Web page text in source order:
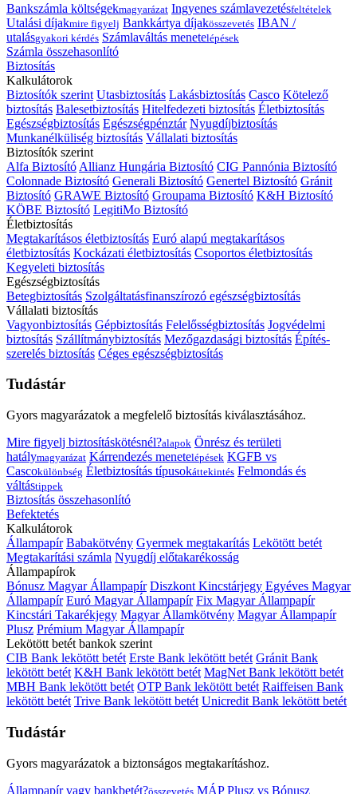
Bankszámla költségekmagyarázat Ingyenes számlavezetésfeltételek
Utalási díjakmire figyelj Bankkártya díjakösszevetés IBAN /
utalásgyakori kérdés Számlaváltás menetelépések
Számla összehasonlító
Biztosítás
Kalkulátorok
Biztosítók szerint Utasbiztosítás Lakásbiztosítás Casco Kötelező
biztosítás Balesetbiztosítás Hitelfedezeti biztosítás Életbiztosítás
Egészségbiztosítás Egészségpénztár Nyugdíjbiztosítás
Munkanélküliség biztosítás Vállalati biztosítás
Biztosítók szerint
Alfa Biztosító Allianz Hungária Biztosító CIG Pannónia Biztosító
Colonnade Biztosító Generali Biztosító Genertel Biztosító Gránit
Biztosító GRAWE Biztosító Groupama Biztosító K&H Biztosító
KÖBE Biztosító LegitiMo Biztosító
Életbiztosítás
Megtakarításos életbiztosítás Euró alapú megtakarításos
életbiztosítás Kockázati életbiztosítás Csoportos életbiztosítás
Kegyeleti biztosítás
Egészségbiztosítás
Betegbiztosítás Szolgáltatásfinanszírozó egészségbiztosítás
Vállalati biztosítás
Vagyonbiztosítás Gépbiztosítás Felelősségbiztosítás Jogvédelmi
biztosítás Szállítmánybiztosítás Mezőgazdasági biztosítás Építés-
szerelés biztosítás Céges egészségbiztosítás
Tudástár
Gyors magyarázatok a megfelelő biztosítás kiválasztásához.
Mire figyelj biztosításkötésnél?alapok Önrész és területi
hatálymagyarázat Kárrendezés menetelépések KGFB vs
Cascokülönbség Életbiztosítás típusokáttekintés Felmondás és
váltástippek
Biztosítás összehasonlító
Befektetés
Kalkulátorok
Állampapír Babakötvény Gyermek megtakarítás Lekötött betét
Megtakarítási számla Nyugdíj előtakarékosság
Állampapírok
Bónusz Magyar Állampapír Diszkont Kincstárjegy Egyéves Magyar
Állampapír Euró Magyar Állampapír Fix Magyar Állampapír
Kincstári Takarékjegy Magyar Államkötvény Magyar Állampapír
Plusz Prémium Magyar Állampapír
Lekötött betét bankok szerint
CIB Bank lekötött betét Erste Bank lekötött betét Gránit Bank
lekötött betét K&H Bank lekötött betét MagNet Bank lekötött betét
MBH Bank lekötött betét OTP Bank lekötött betét Raiffeisen Bank
lekötött betét Trive Bank lekötött betét Unicredit Bank lekötött betét
Tudástár
Gyors magyarázatok a biztonságos megtakarításhoz.
Állampapír vagy bankbetét?összevetés MÁP Plusz vs Bónusz